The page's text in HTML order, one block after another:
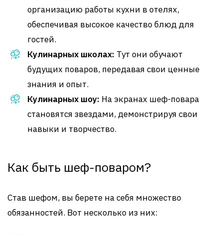
организацию работы кухни в отелях,
обеспечивая высокое качество блюд для
гостей.
Кулинарных школах: Тут они обучают
будущих поваров, передавая свои ценные
знания и опыт.
Кулинарных шоу: На экранах шеф-повара
становятся звездами, демонстрируя свои
навыки и творчество.
Как быть шеф-поваром?
Став шефом, вы берете на себя множество
обязанностей. Вот несколько из них: